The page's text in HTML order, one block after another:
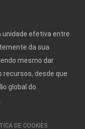
efetiva entre
da sua
mesmo dar
recursos, desde que
global do
DE COOKIES